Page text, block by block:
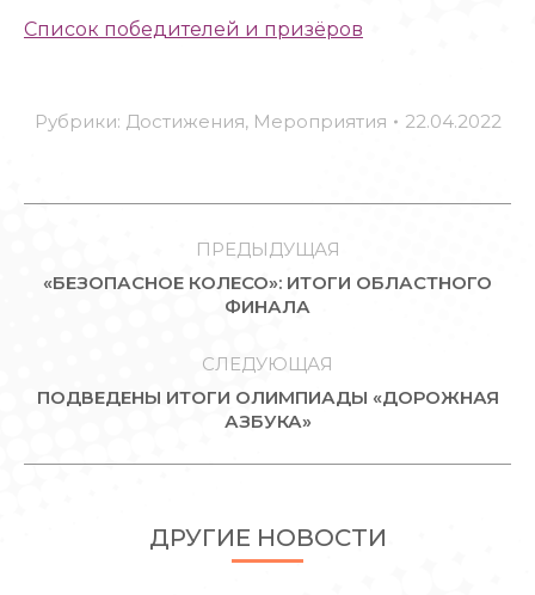
Список победителей и призёров
Рубрики: Достижения, Мероприятия 22.04.2022
ЗАПИСЯМ
ПРЕДЫДУЩАЯ
Предыдущая
«БЕЗОПАСНОЕ КОЛЕСО»: ИТОГИ ОБЛАСТНОГО
ФИНАЛА
СЛЕДУЮЩАЯ
Следующая
ПОДВЕДЕНЫ ИТОГИ ОЛИМПИАДЫ «ДОРОЖНАЯ
АЗБУКА»
ДРУГИЕ НОВОСТИ